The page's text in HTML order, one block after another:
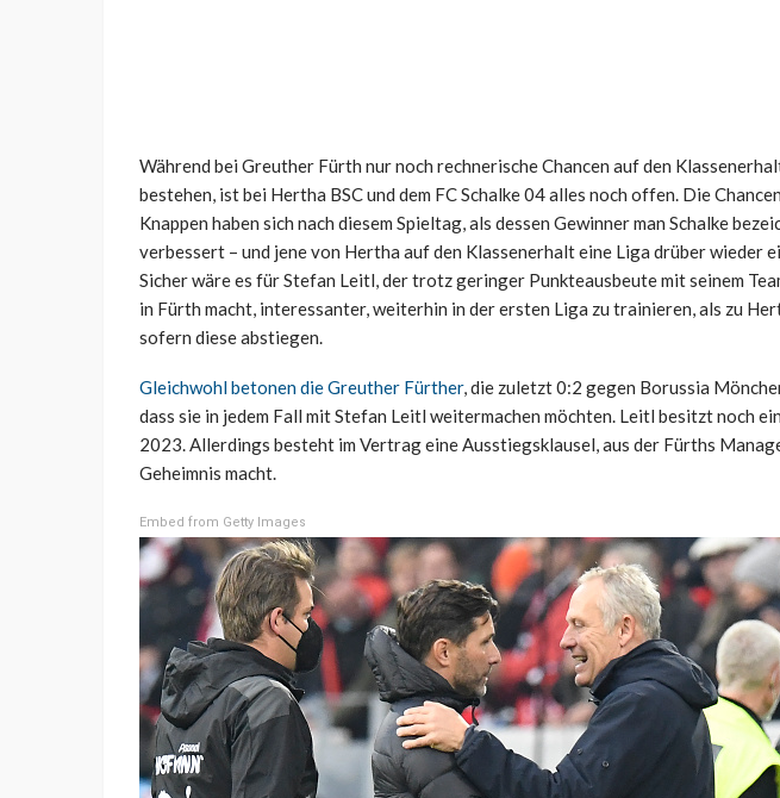
Während bei Greuther Fürth nur noch rechnerische Chancen auf den
bestehen, ist bei Hertha BSC und dem FC Schalke 04 alles noch offen. Die
Knappen haben sich nach diesem Spieltag, als dessen Gewinner man Schalke
verbessert – und jene von Hertha auf den Klassenerhalt eine Liga drüber wieder
Sicher wäre es für Stefan Leitl, der trotz geringer Punkteausbeute mit seinem
in Fürth macht, interessanter, weiterhin in der ersten Liga zu trainieren, als zu
sofern diese abstiegen.
Gleichwohl betonen die Greuther Fürther, die zuletzt 0:2 gegen Borussia
dass sie in jedem Fall mit Stefan Leitl weitermachen möchten. Leitl besitzt noch
2023. Allerdings besteht im Vertrag eine Ausstiegsklausel, aus der Fürths
Geheimnis macht.
Embed from Getty Images